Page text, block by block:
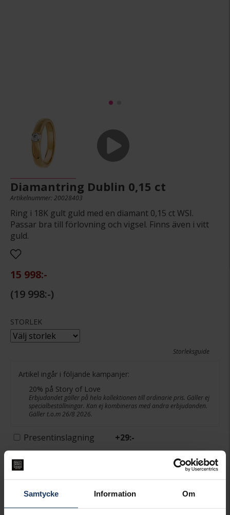
Samtycke Information Om
Diamantring Dublin 0,15 ct
Artikelnummer: 20028403
Ring i 18K gult guld med en diamant 0,15 ct WSI.
Passar bra till förlovning och vigsel. Finns även i vitt
guld.
15 998:-
19 998:-
STORLEK
Storleksguide
Artikel ingår i följande kampanjer:
20% på Story of Love
Erbjudandet gäller på hela kollektionen till ordinarie pris. Gäller ej
specialbeställningar. Kan ej kombineras med andra erbjudanden.
Gäller t.o.m 26/8 2026.
Presentinslagning +29:-
VÄLJ STORLEK FÖR ATT LÄGGA I